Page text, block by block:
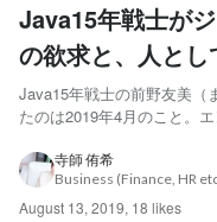
Java15年戦士が
の欲求と、人と
ここだった
Java15年戦士の前野友美（
たのは2019年4月のこと。
いたとか。それなのにPOL
寺師 侑希
Business (Finance, HR
August 13, 2019, 18 likes